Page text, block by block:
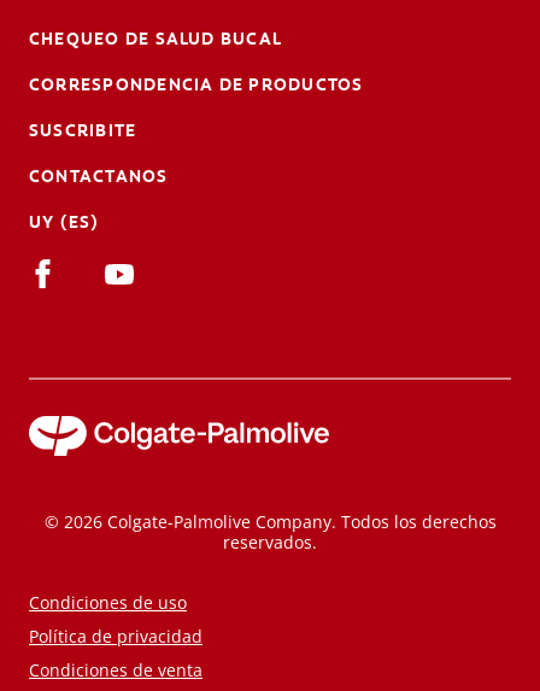
CHEQUEO DE SALUD BUCAL
CORRESPONDENCIA DE PRODUCTOS
SUSCRIBITE
CONTACTANOS
UY (ES)
© 2026 Colgate-Palmolive Company. Todos los derechos
reservados.
Condiciones de uso
Política de privacidad
Condiciones de venta